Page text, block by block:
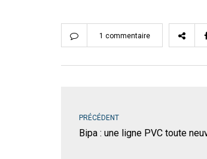
1 commentaire
PRÉCÉDENT
Bipa : une ligne PVC toute